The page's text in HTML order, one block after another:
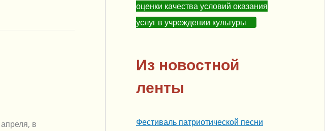
в
оценки качества условий оказания
услуг в учреждении культуры
Из новостной
ленты
Фестиваль патриотической песни